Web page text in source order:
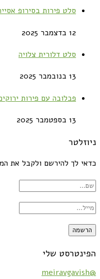
סלט פירות בסירופ
12 בדצמבר 2025
סלט דלורית צלויה
13 בנובמבר 2025
פבלובה עם פירות
13 בספטמבר 2025
ניוזלטר
כדאי לך להירשם ולקבל את
הפינטרסט שלי
@meiravgavish